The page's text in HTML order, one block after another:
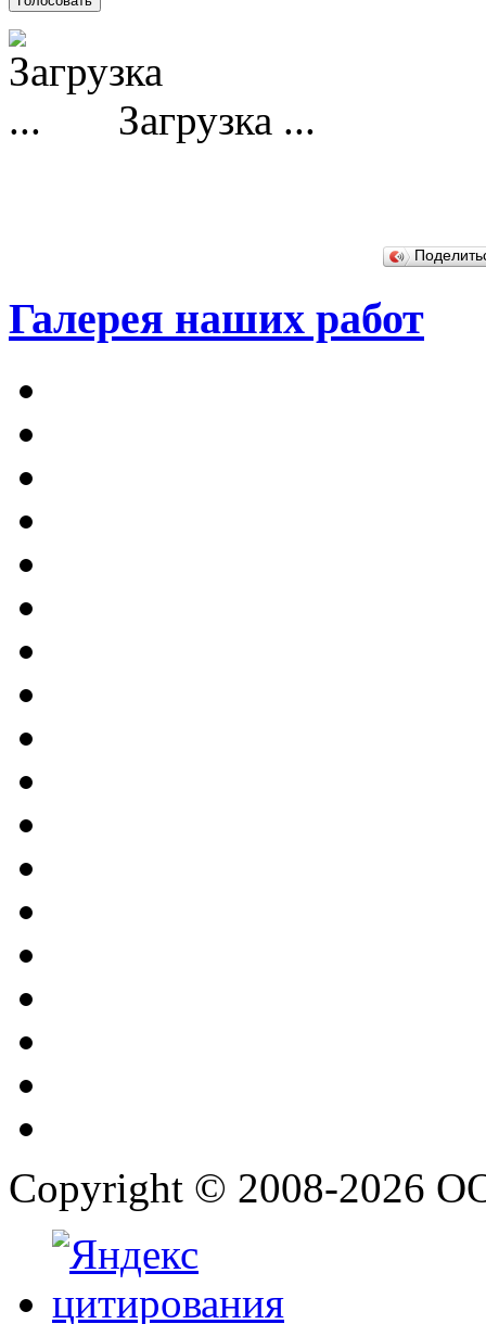
Загрузка ...
Галерея наших работ
Copyright © 2008-2026